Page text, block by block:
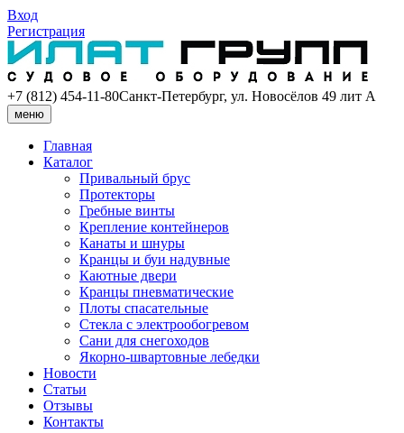
Вход
Регистрация
+7 (812) 454-11-80Санкт-Петербург, ул. Новосёлов 49 лит А
меню
Главная
Каталог
Привальный брус
Протекторы
Гребные винты
Крепление контейнеров
Канаты и шнуры
Кранцы и буи надувные
Каютные двери
Кранцы пневматические
Плоты спасательные
Стекла с электрообогревом
Сани для снегоходов
Якорно-швартовные лебедки
Новости
Статьи
Отзывы
Контакты